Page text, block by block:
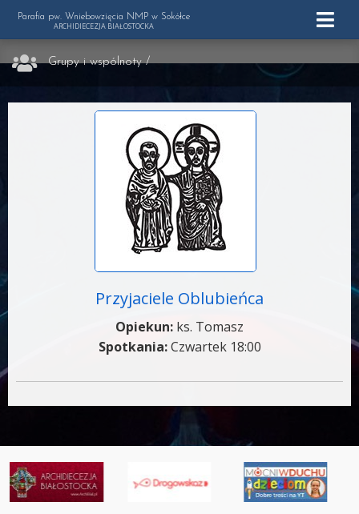
Parafia pw. Wniebowzięcia NMP w Sokółce
ARCHIDIECEZJA BIAŁOSTOCKA
Grupy i wspólnoty/
Przyjaciele Oblubieńca
Opiekun: ks. Tomasz
Spotkania:Czwartek 18:00